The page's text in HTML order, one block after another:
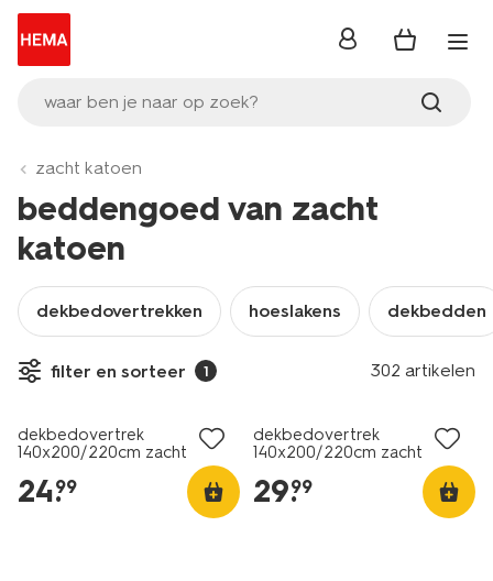
waar ben je naar op zoek?
inloggen
zacht katoen
beddengoed van zacht
katoen
dekbedovertrekken hoeslakens dekbedden
filter en sorteer 1 302 artikelen
dekbedovertrek
140x200/220cm zacht
24.
99
dekbedovertrek
140x200/220cm zacht
29.
99